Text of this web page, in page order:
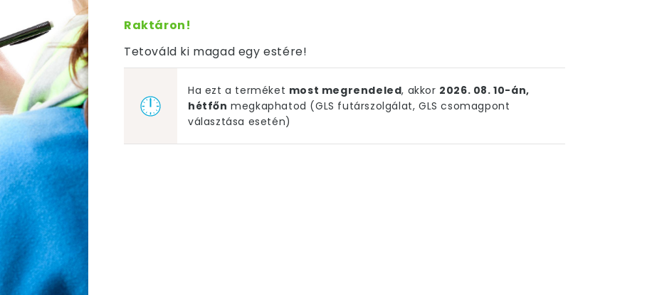
Raktáron!
Tetováld ki magad egy estére!
Ha ezt a terméket most megrendeled, akkor 2026. 08. 10-án,
hétfőn megkaphatod (GLS futárszolgálat, GLS csomagpont
választása esetén)